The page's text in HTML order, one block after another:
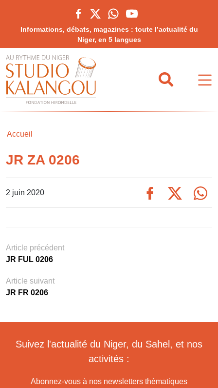
Informations, débats, magazines : toute l’actualité du
Niger, en 5 langues
Accueil
JR ZA 0206
2 juin 2020
Article précédent
JR FUL 0206
Article suivant
JR FR 0206
Suivez l'actualité du Niger, du Sahel, et nos
activités :
Abonnez-vous à nos newsletters thématiques